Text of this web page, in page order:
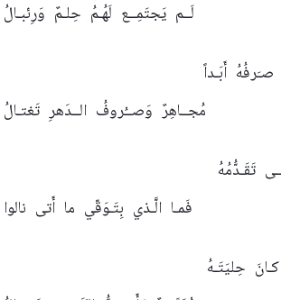
لَــم يَجتَمِــع لَهُـمُ حِلـمٌ وَرِئبـالُ
صـَرفُهُ أَبَـداً
مُجــاهِرٌ وَصــُروفُ الــدَهرِ تَغتـالُ
تَقَـدُّمُهُ
فَمـا الَّـذي بِتَـوَقّي ما أَتى نالوا
كـانَ حِليَتَـهُ